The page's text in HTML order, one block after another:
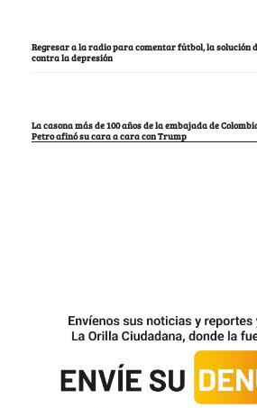
Regresar a la radio para comentar fútbol, la solución
contra la depresión
La casona más de 100 años de la embajada de
Petro afinó su cara a cara con Trump